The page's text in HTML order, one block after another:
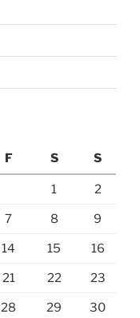
F S S
1 2
7 8 9
14 15 16
21 22 23
28 29 30